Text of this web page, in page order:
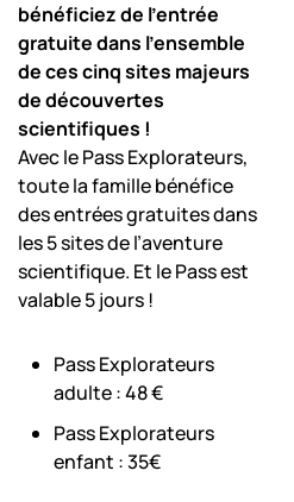
bénéficiez de l’entrée
gratuite dans l’ensemble
de ces cinq sites majeurs
de découvertes
scientifiques !
Avec le Pass Explorateurs,
toute la famille bénéfice
des entrées gratuites dans
les 5 sites de l’aventure
scientifique. Et le Pass est
valable 5 jours !
Pass Explorateurs
adulte : 48 €
Pass Explorateurs
enfant : 35€